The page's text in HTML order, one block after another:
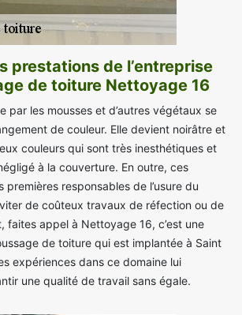
prestations de l’entreprise
de toiture Nettoyage 16
par les mousses et d’autres végétaux se
de couleur. Elle devient noirâtre et
couleurs qui sont très inesthétiques et
à la couverture. En outre, ces
responsables de l’usure du
de coûteux travaux de réfection ou de
faites appel à Nettoyage 16, c’est une
de toiture qui est implantée à Saint
expériences dans ce domaine lui
une qualité de travail sans égale.